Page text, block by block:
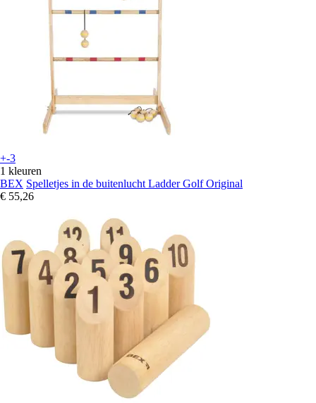
+-3
1 kleuren
BEX Spelletjes in de buitenlucht Ladder Golf Original
€ 55,26